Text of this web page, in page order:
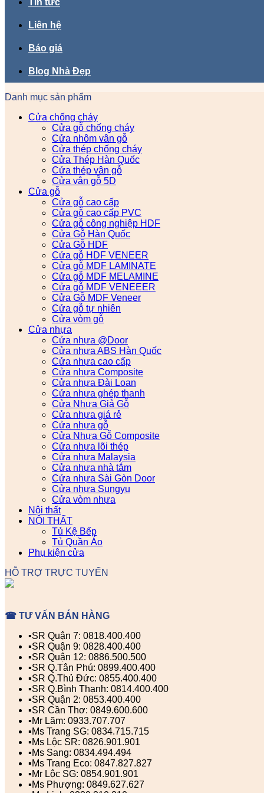
Tin tức
Liên hệ
Báo giá
Blog Nhà Đẹp
Danh mục sản phẩm
Cửa chống cháy
Cửa gỗ chống cháy
Cửa nhôm vân gỗ
Cửa thép chống cháy
Cửa Thép Hàn Quốc
Cửa thép vân gỗ
Cửa vân gỗ 5D
Cửa gỗ
Cửa gỗ cao cấp
Cửa gỗ cao cấp PVC
Cửa gỗ công nghiệp HDF
Cửa Gỗ Hàn Quốc
Cửa Gỗ HDF
Cửa gỗ HDF VENEER
Cửa gỗ MDF LAMINATE
Cửa gỗ MDF MELAMINE
Cửa gỗ MDF VENEEER
Cửa Gỗ MDF Veneer
Cửa gỗ tự nhiên
Cửa vòm gỗ
Cửa nhựa
Cửa nhựa @Door
Cửa nhựa ABS Hàn Quốc
Cửa nhựa cao cấp
Cửa nhựa Composite
Cửa nhựa Đài Loan
Cửa nhựa ghép thanh
Cửa Nhựa Giả Gỗ
Cửa nhựa giá rẻ
Cửa nhựa gỗ
Cửa Nhựa Gỗ Composite
Cửa nhựa lõi thép
Cửa nhựa Malaysia
Cửa nhựa nhà tắm
Cửa nhựa Sài Gòn Door
Cửa nhựa Sungyu
Cửa vòm nhựa
Nội thất
NỘI THẤT
Tủ Kệ Bếp
Tủ Quần Áo
Phụ kiện cửa
HỖ TRỢ TRỰC TUYẾN
☎ TƯ VẤN BÁN HÀNG
▪️SR Quận 7: 0818.400.400
▪️SR Quận 9: 0828.400.400
▪️SR Quận 12: 0886.500.500
▪️SR Q.Tân Phú: 0899.400.400
▪️SR Q.Thủ Đức: 0855.400.400
▪️SR Q.Bình Thạnh: 0814.400.400
▪️SR Quận 2: 0853.400.400
▪️SR Cần Thơ: 0849.600.600
▪️Mr Lãm: 0933.707.707
▪️Ms Trang SG: 0834.715.715
▪️Ms Lộc SR: 0826.901.901
▪️Ms Sang: 0834.494.494
▪️Ms Trang Eco: 0847.827.827
▪️Mr Lộc SG: 0854.901.901
▪️Ms Phượng: 0849.627.627